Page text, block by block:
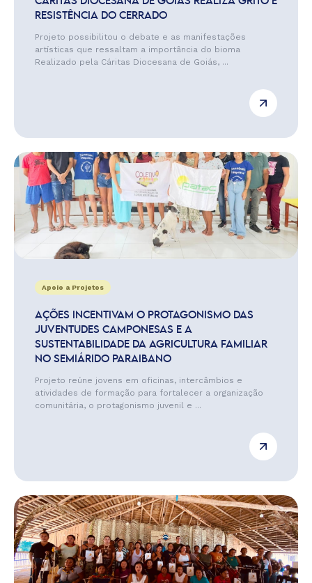
RESISTÊNCIA DO CERRADO
Projeto possibilitou o debate e as manifestações
artísticas que ressaltam a importância do bioma
Realizado pela Cáritas Diocesana de Goiás, ...
Apoio a Projetos
AÇÕES INCENTIVAM O PROTAGONISMO DAS
JUVENTUDES CAMPONESAS E A
SUSTENTABILIDADE DA AGRICULTURA FAMILIAR
NO SEMIÁRIDO PARAIBANO
Projeto reúne jovens em oficinas, intercâmbios e
atividades de formação para fortalecer a organização
comunitária, o protagonismo juvenil e ...